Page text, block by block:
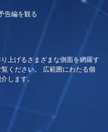
告編を観る
上げるさまざまな側面を網羅す
ください。 広範囲にわたる個
します。